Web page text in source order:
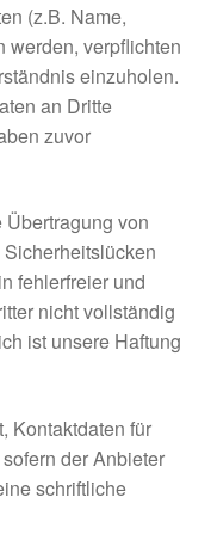
(z.B. Name,
werden, verpflichten
einzuholen.
an Dritte
zuvor
von
fehlerfreier und
nicht vollständig
ist unsere Haftung
Kontaktdaten für
der Anbieter
schriftliche